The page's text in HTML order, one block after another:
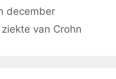
december
van Crohn